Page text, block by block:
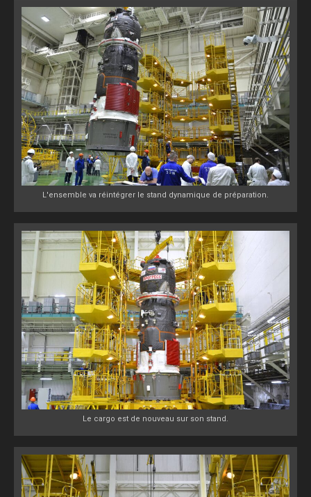
L'ensemble va réintégrer le stand dynamique de préparation.
Le cargo est de nouveau sur son stand.